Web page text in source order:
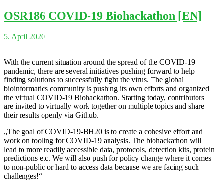
OSR186 COVID-19 Biohackathon [EN]
5. April 2020
With the current situation around the spread of the COVID-19
pandemic, there are several initiatives pushing forward to help
finding solutions to successfully fight the virus. The global
bioinformatics community is pushing its own efforts and organized
the virtual COVID-19 Biohackathon. Starting today, contributors
are invited to virtually work together on multiple topics and share
their results openly via Github.
„The goal of COVID-19-BH20 is to create a cohesive effort and
work on tooling for COVID-19 analysis. The biohackathon will
lead to more readily accessible data, protocols, detection kits, protein
predictions etc. We will also push for policy change where it comes
to non-public or hard to access data because we are facing such
challenges!“